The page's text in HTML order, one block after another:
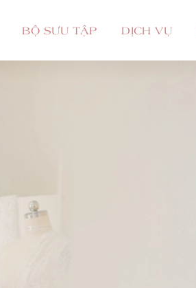
BỘ SƯU TẬP DỊCH VỤ